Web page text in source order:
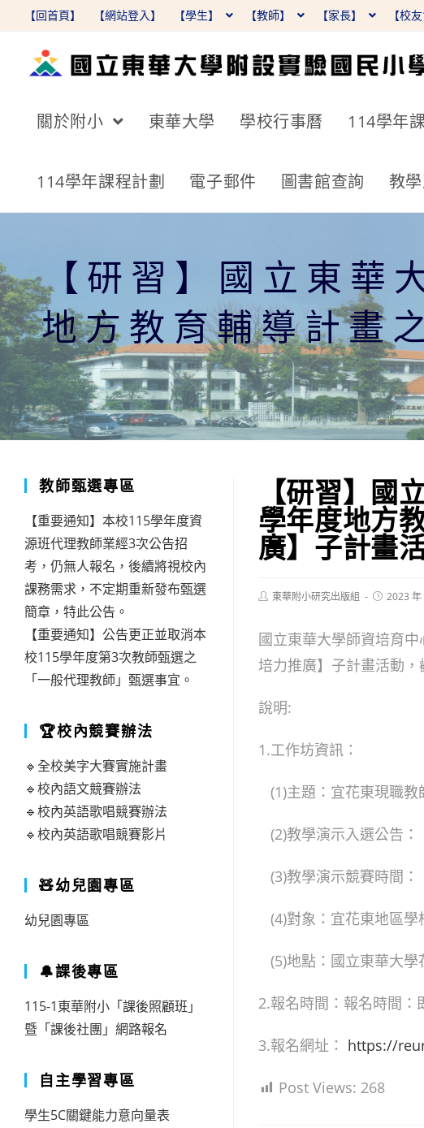
【回首頁】 【網站登入】 【學生】 【教師】 【家長】 【校友
關於附小 東華大學 學校行事曆 114學年
114學年課程計劃 電子郵件 圖書館查詢 教
【研習】國立東華
地方教育輔導計畫
【研習】國
學年度地方
廣】子計畫
Post東華附小研究出版組
Post2023 年
國立東華大學師資培育
培力推廣】子計畫活動，
說明:
1.工作坊資訊：
(1)主題：宜花東現職
(2)教學演示入選公告：
(3)教學演示競賽時間：
(4)對象：宜花東地區學
(5)地點：國立東華大學
2.報名時間：報名時間：
3.報名網址： https://
Post Views: 268
教師甄選專區
【重要通知】本校115學年度資
源班代理教師業經3次公告招
考，仍無人報名，後續將視校內
課務需求，不定期重新發布甄選
簡章，特此公告。
【重要通知】公告更正並取消本
校115學年度第3次教師甄選之
「一般代理教師」甄選事宜。
🏆校內競賽辦法
🔹全校美字大賽實施計畫
🔹校內語文競賽辦法
🔹校內英語歌唱競賽辦法
🔹校內英語歌唱競賽影片
🧸幼兒園專區
幼兒園專區
🔔課後專區
115-1東華附小「課後照顧班」
暨「課後社團」網路報名
自主學習專區
學生5C關鍵能力意向量表